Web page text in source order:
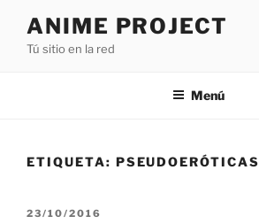
contenido
ANIME PROJECT
Tú sitio en la red
Menú
ETIQUETA: PSEUDOERÓTICAS
PUBLICADO
23/10/2016